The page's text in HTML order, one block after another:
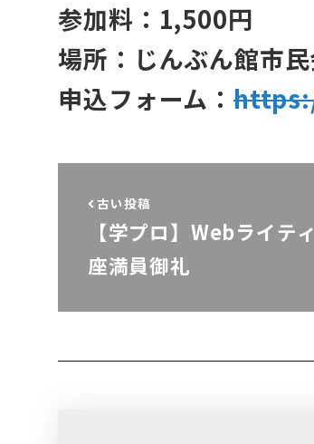
参加料：1,500円
場所：じんぶん館市
申込フォーム：
古い投稿
【学プロ】Webライテ
座満員御礼